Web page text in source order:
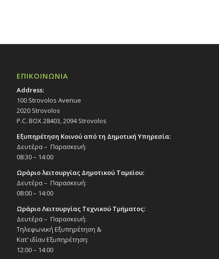
ΕΠΙΚΟΙΝΩΝΙΑ
Address:
100 Strovolos Avenue
2020 Strovolos
P.C. BOX 28403, 2094 Strovolos
Εξυπηρέτηση Κοινού από τη Δημοτική Υπηρεσία:
Δευτέρα – Παρασκευή:
08:30 – 14:00
Ωράριο λειτουργίας Δημοτικού Ταμείου:
Δευτέρα – Παρασκευή:
08:00 – 14:00
Ωράριο Λειτουργίας Τεχνικού Τμήματος:
Δευτέρα – Παρασκευή:
Τηλεφωνική Εξυπηρέτηση &
Κατ’ ιδίαν Εξυπηρέτηση:
12:00 – 14:00